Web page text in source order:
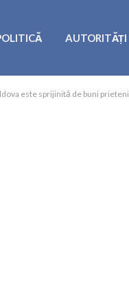
AUTORITĂȚI
este sprijinită de buni prieteni